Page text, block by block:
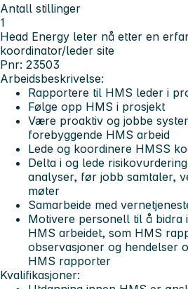
Antall stillinger
1
Head Energy leter nå etter en
koordinator/leder site
Pnr: 23503
Arbeidsbeskrivelse:
Rapportere til HMS leder i
Følge opp HMS i prosjekt
Være proaktiv og jobbe
forebyggende HMS arbeid
Lede og koordinere HMSS
Delta i og lede
analyser, før jobb samtaler,
møter
Samarbeide med
Motivere personell til å bidra
HMS arbeidet, som HMS
observasjoner og hendelser
HMS rapporter
Kvalifikasjoner: